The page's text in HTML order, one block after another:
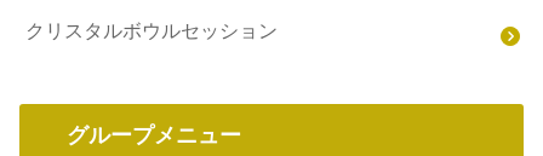
クリスタルボウルセッション
グループメニュー